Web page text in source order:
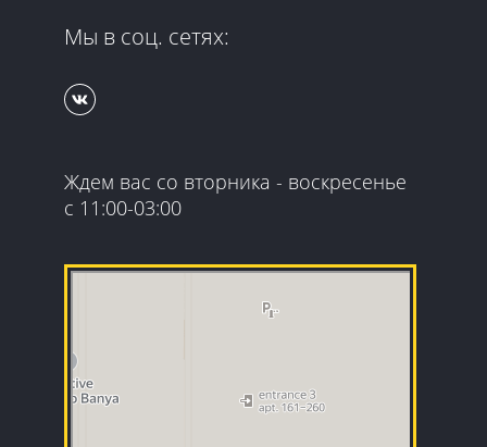
Мы в соц. сетях:
Ждем вас со вторника - воскресенье
с 11:00-03:00
Гранд Квест